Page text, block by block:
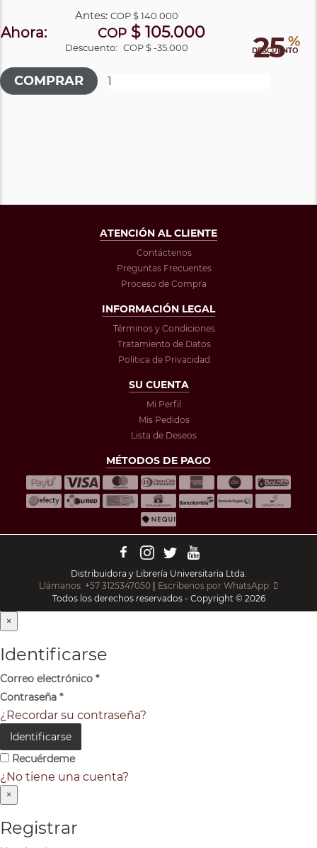
25 %
DESCUENTO
Antes:COP$ 140.000
Ahora: COP $ 105.000
Descuento: COP $ -35.000
ATENCIÓN AL CLIENTE
Contáctenos
Preguntas Frecuentes
Proceso de Compra
INFORMACIÓN LEGAL
Términos y Condiciones
Tratamiento de Datos
Política de Privacidad
SU CUENTA
Mi Perfil
Mis Pedidos
Lista de Deseos
MÉTODOS DE PAGO
Distribuidora y Librería Universitaria Ltda.
Llámanos: +57 3125347050 | Escríbenos por WhatsApp:
Todos los derechos reservados - Copyright © 2026
×
Identificarse
Correo electrónico *
Contraseña *
¿Recordar su contraseña?
Identificarse
Recuérdeme
¿No tiene una cuenta?
×
Registrar